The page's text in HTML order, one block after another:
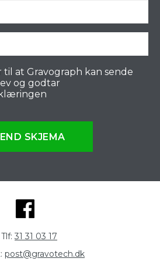
til at Gravograph kan sende
og godtar
SKJEMA
Tlf: 31 31 03 17
post@gravotech.dk